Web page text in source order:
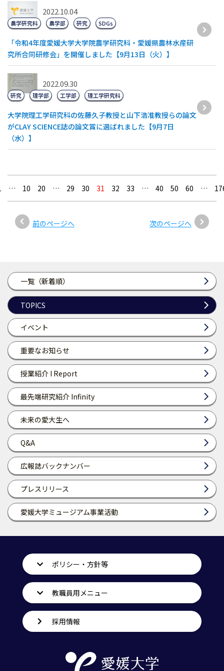
一覧（新着順）
TOPICS
イベント
重要なお知らせ
授業紹介 I Report
最先端研究紹介 Infinity
未来の愛大生へ
Q&A
広報誌バックナンバー
プレスリリース
愛媛大学ミュージアム事業活動
2022.10.04
「令和4年度愛媛大学大学院農学研究科・愛媛県農林水産研
究所合同研修会」を開催しました【9月13日（火）】
農学研究科 農学部 研究 SDGs
2022.09.30
大学院理工学研究科の佐藤久子教授と山下浩准教授らの論文
がCLAY SCIENCE誌の論文賞に選ばれました【9月7日
（水）】
研究 理学部 工学部 理工学研究科
前のページへ
… 10 20 … 29 30 31 32 33 … 40 50 60 …
次のページへ
ポリシー・方針等
教職員用メニュー
採用情報